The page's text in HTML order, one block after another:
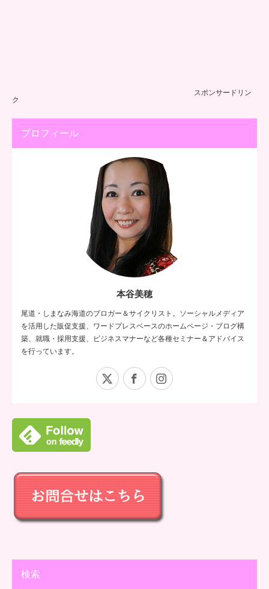
スポンサードリン
ク
プロフィール
本谷美穂
尾道・しまなみ海道のブロガー＆サイクリスト。ソーシャルメディア
を活用した販促支援、ワードプレスベースのホームページ・ブログ構
築、就職・採用支援、ビジネスマナーなど各種セミナー＆アドバイス
を行っています。
Facebook
検索